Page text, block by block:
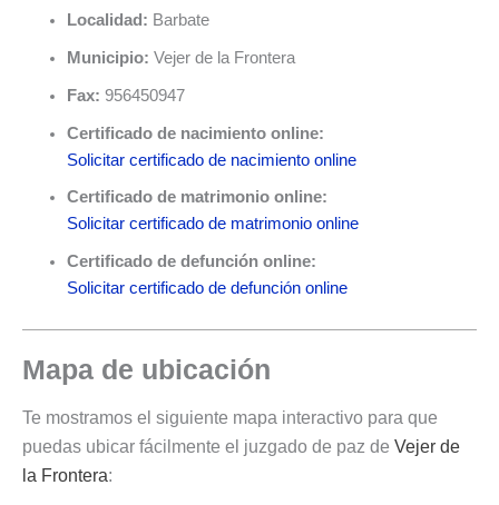
Localidad: Barbate
Municipio: Vejer de la Frontera
Fax: 956450947
Certificado de nacimiento online:
Solicitar certificado de nacimiento online
Certificado de matrimonio online:
Solicitar certificado de matrimonio online
Certificado de defunción online:
Solicitar certificado de defunción online
Mapa de ubicación
Te mostramos el siguiente mapa interactivo para que
puedas ubicar fácilmente el juzgado de paz de Vejer de
la Frontera: